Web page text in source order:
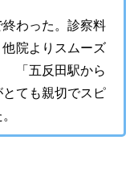
終わった。診察料
院よりスムーズ
五反田駅から
ても親切でスピ